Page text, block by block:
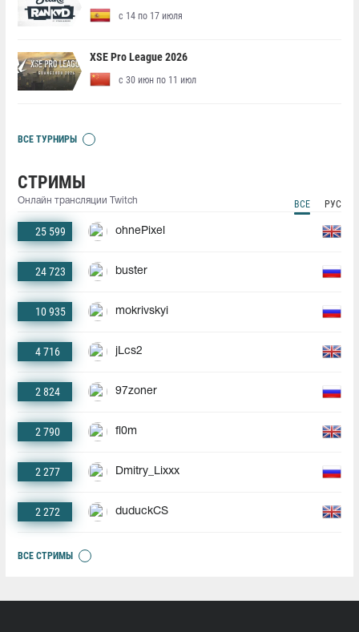
с 14 по 17 июля
XSE Pro League 2026
с 30 июн по 11 июл
ВСЕ ТУРНИРЫ
СТРИМЫ
Онлайн трансляции Twitch ВСЕ РУС
25 599 ohnePixel
24 723 buster
10 935 mokrivskyi
4 716 jLcs2
2 824 97zoner
2 790 fl0m
2 277 Dmitry_Lixxx
2 272 duduckCS
ВСЕ СТРИМЫ